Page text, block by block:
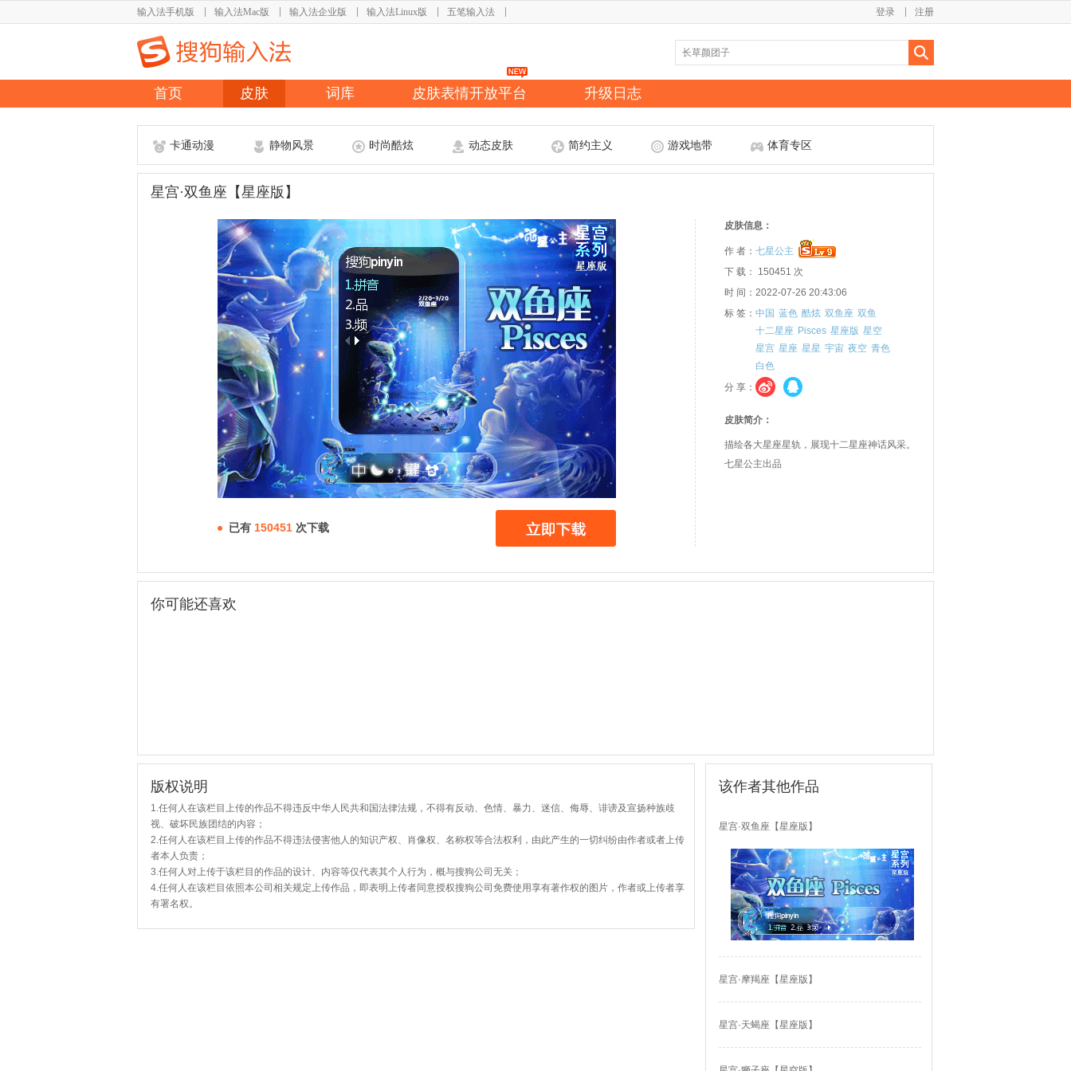
输入法手机版 输入法Mac版 输入法企业版 输入法Linux版 五笔输入法 注册
登录
首页 皮肤 词库 皮肤表情开放平台 升级日志
卡通动漫 静物风景 时尚酷炫 动态皮肤 简约主义 游戏地带 体育专区
星宫·双鱼座【星座版】
已有 150451 次下载
皮肤信息：
作 者： 七星公主
下 载： 150451 次
时 间：2022-07-26 20:43:06
标 签： 中国 蓝色 酷炫 双鱼座 双鱼
十二星座 Pisces 星座版 星空
星宫 星座 星星 宇宙 夜空 青色
白色
分 享：
皮肤简介：
描绘各大星座星轨，展现十二星座神话风采。
七星公主出品
你可能还喜欢
版权说明
1.任何人在该栏目上传的作品不得违反中华人民共和国法律法规，不得有反动、色情、暴力、迷信、侮辱、诽谤及宣扬种族歧
视、破坏民族团结的内容；
2.任何人在该栏目上传的作品不得违法侵害他人的知识产权、肖像权、名称权等合法权利，由此产生的一切纠纷由作者或者上传
者本人负责；
3.任何人对上传于该栏目的作品的设计、内容等仅代表其个人行为，概与搜狗公司无关；
4.任何人在该栏目依照本公司相关规定上传作品，即表明上传者同意授权搜狗公司免费使用享有著作权的图片，作者或上传者享
有署名权。
该作者其他作品
星宫·双鱼座【星座版】
星宫·摩羯座【星座版】
星宫·天蝎座【星座版】